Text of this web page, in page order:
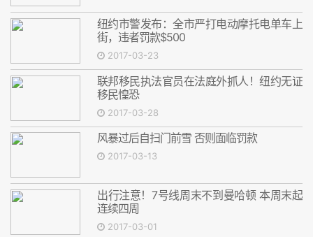
纽约市警发布：全市严打电动摩托电单车上
街，违者罚款$500
2017-03-23
联邦移民执法官员在法庭外抓人！纽约无证
移民惶恐
2017-03-28
风暴过后自扫门前雪 否则面临罚款
2017-03-13
出行注意！7号线周末不到曼哈顿 本周末起
连续四周
2017-03-01